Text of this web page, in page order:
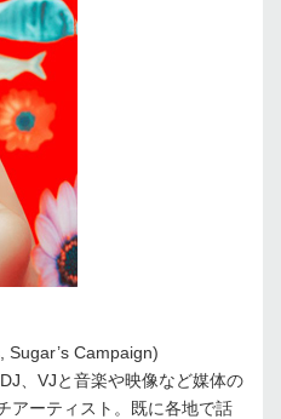
Campaign)
、VJと音楽や映像など媒体の
アーティスト。既に各地で話